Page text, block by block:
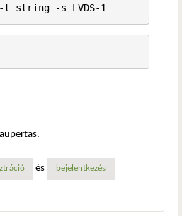
t string -s LVDS-1
és bejelentkezés